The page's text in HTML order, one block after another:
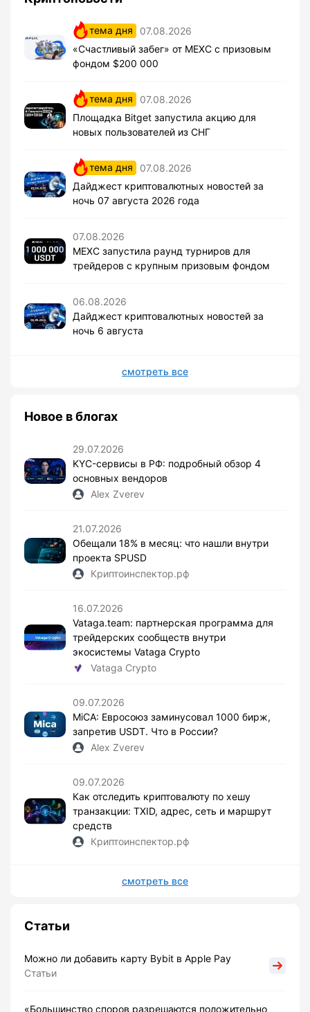
тема дня
07.08.2026
«Счастливый забег» от MEXC с призовым
фондом $200 000
тема дня
07.08.2026
Площадка Bitget запустила акцию для
новых пользователей из СНГ
тема дня
07.08.2026
Дайджест криптовалютных новостей за
ночь 07 августа 2026 года
07.08.2026
MEXC запустила раунд турниров для
трейдеров с крупным призовым фондом
06.08.2026
Дайджест криптовалютных новостей за
ночь 6 августа
смотреть все
Новое в блогах
29.07.2026
KYC-сервисы в РФ: подробный обзор 4
основных вендоров
Alex Zverev
21.07.2026
Обещали 18% в месяц: что нашли внутри
проекта SPUSD
Криптоинспектор.рф
16.07.2026
Vataga.team: партнерская программа для
трейдерских сообществ внутри
экосистемы Vataga Crypto
Vataga Crypto
09.07.2026
MiCA: Евросоюз заминусовал 1000 бирж,
запретив USDT. Что в России?
Alex Zverev
09.07.2026
Как отследить криптовалюту по хешу
транзакции: TXID, адрес, сеть и маршрут
средств
Криптоинспектор.рф
смотреть все
Статьи
Можно ли добавить карту Bybit в Apple Pay
Статьи
«Большинство споров разрешаются положительно